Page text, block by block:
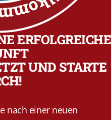
ERFOLGREICHE
UND STARTE
nach einer neuen